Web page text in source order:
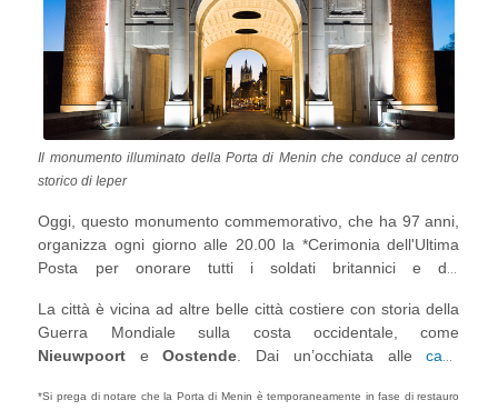
Il monumento illuminato della Porta di Menin che conduce al centro
storico di Ieper
Oggi, questo monumento commemorativo, che ha 97 anni,
organizza ogni giorno alle 20.00 la *Cerimonia dell'Ultima
Posta per onorare tutti i soldati britannici e del
si presentano ogni giorno per assistere alla commovente
esperienza. Chi vuole approfondire il viaggio deve visitare
anche ilFlanders Field Museum, le trincee britanniche e il
La città è vicina ad altre belle città costiere con storia della
Guerra Mondiale sulla costa occidentale, come
Nieuwpoort eOostende. Dai un’occhiata allecase
cultura e nella storia.
*Si prega di notare che la Porta di Menin è temporaneamente in fase di restauro